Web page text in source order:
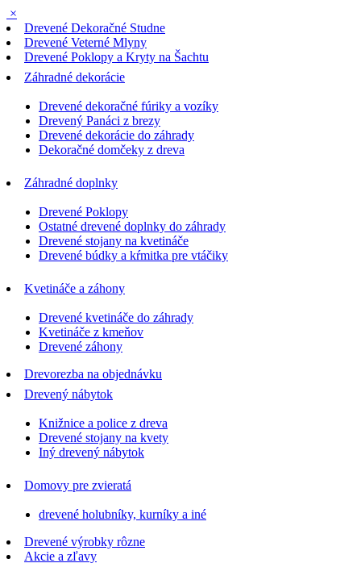
×
Drevené Dekoračné Studne
Drevené Veterné Mlyny
Drevené Poklopy a Kryty na Šachtu
Záhradné dekorácie
Drevené dekoračné fúriky a vozíky
Drevený Panáci z brezy
Drevené dekorácie do záhrady
Dekoračné domčeky z dreva
Záhradné doplnky
Drevené Poklopy
Ostatné drevené doplnky do záhrady
Drevené stojany na kvetináče
Drevené búdky a kŕmitka pre vtáčiky
Kvetináče a záhony
Drevené kvetináče do záhrady
Kvetináče z kmeňov
Drevené záhony
Drevorezba na objednávku
Drevený nábytok
Knižnice a police z dreva
Drevené stojany na kvety
Iný drevený nábytok
Domovy pre zvieratá
drevené holubníky, kurníky a iné
Drevené výrobky rôzne
Akcie a zľavy